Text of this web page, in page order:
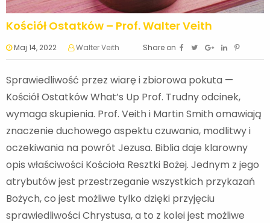
Kościół Ostatków – Prof. Walter Veith
Maj 14, 2022 Walter Veith Share on
Sprawiedliwość przez wiarę i zbiorowa pokuta —
Kościół Ostatków What’s Up Prof. Trudny odcinek,
wymaga skupienia. Prof. Veith i Martin Smith omawiają
znaczenie duchowego aspektu czuwania, modlitwy i
oczekiwania na powrót Jezusa. Biblia daje klarowny
opis właściwości Kościoła Resztki Bożej. Jednym z jego
atrybutów jest przestrzeganie wszystkich przykazań
Bożych, co jest możliwe tylko dzięki przyjęciu
sprawiedliwości Chrystusa, a to z kolei jest możliwe